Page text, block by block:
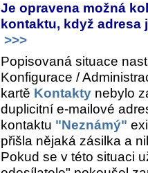
Je opravena možná
kontaktu, když
>>>
Popisovaná situace
Konfigurace /
kartě Kontakty nebylo
duplicitní e-mailové
kontaktu "Neznámý"
přišla nějaká zásilka a
Pokud se v této situaci